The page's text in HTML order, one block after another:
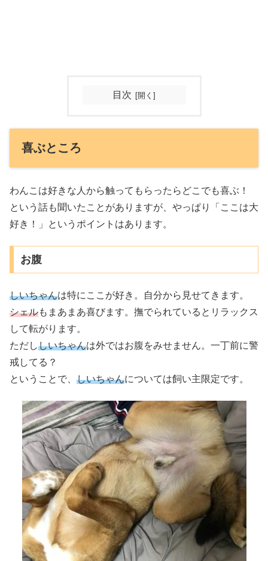
目次
喜ぶところ
わんこは好きな人から触ってもらったらどこでも喜ぶ！
という話も聞いたことがありますが、やっぱり「ここは大
好き！」というポイントはあります。
お腹
しいちゃんは特にここが好き。自分から見せてきます。
シェルもまあまあ喜びます。撫でられているとリラックス
して転がります。
ただししいちゃんは外ではお腹をみせません。一丁前に警
戒してる？
ということで、 しいちゃんについては飼い主限定です。